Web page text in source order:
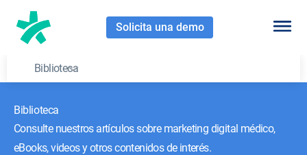
Solicita una demo
Biblioteca
Biblioteca
Consulte nuestros artículos sobre marketing digital médico,
eBooks, videos y otros contenidos de interés.